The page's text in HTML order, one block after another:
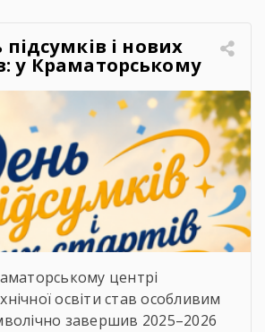
і нових
у Краматорському
завершили 2025–
навчальний рік
центрі
освіти став особливим
завершив 2025–2026